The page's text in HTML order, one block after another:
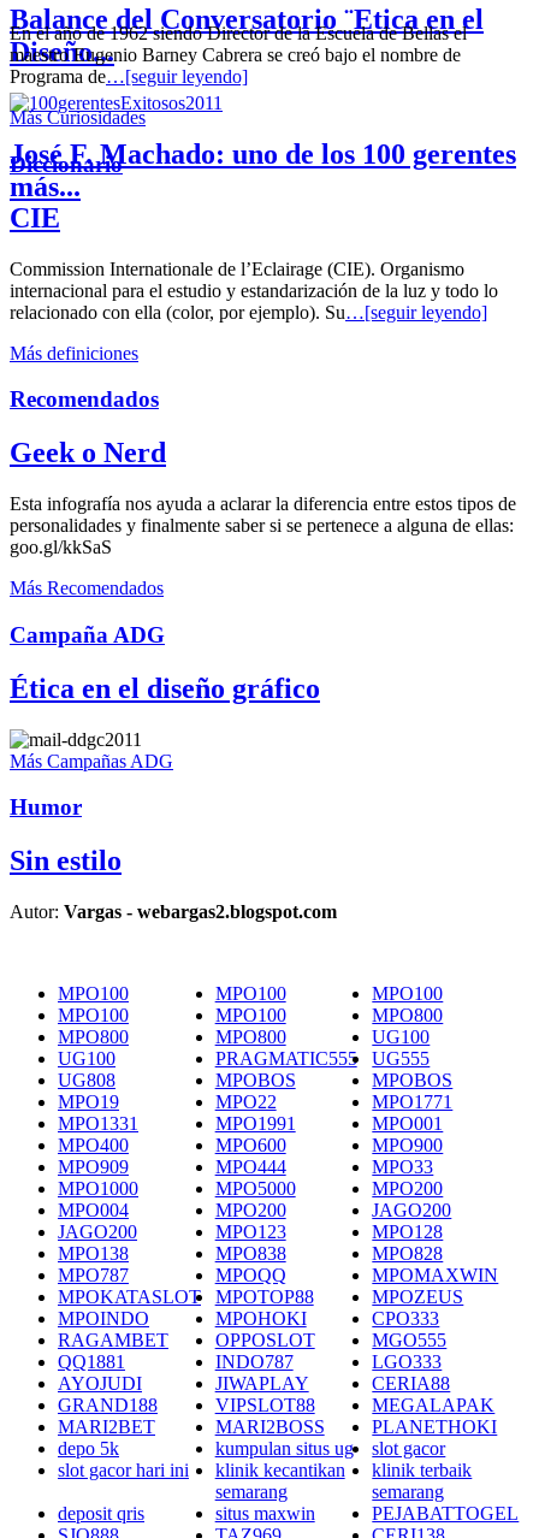
Balance del Conversatorio ¨Etica en el
Diseño...
José F. Machado: uno de los 100 gerentes
más...
En el año de 1962 siendo Director de la Escuela de Bellas el
maestro Eugenio Barney Cabrera se creó bajo el nombre de
Programa de…[seguir leyendo]
Más Curiosidades
Diccionario
CIE
Commission Internationale de l’Eclairage (CIE). Organismo
internacional para el estudio y estandarización de la luz y todo lo
relacionado con ella (color, por ejemplo). Su…[seguir leyendo]
Más definiciones
Recomendados
Geek o Nerd
Esta infografía nos ayuda a aclarar la diferencia entre estos tipos de
personalidades y finalmente saber si se pertenece a alguna de ellas:
goo.gl/kkSaS
Más Recomendados
Campaña ADG
Ética en el diseño gráfico
Más Campañas ADG
Humor
Sin estilo
Autor: Vargas - webargas2.blogspot.com
MPO100 MPO100
MPO100
MPO100
MPO100
MPO800
MPO800
MPO800
UG100
UG100
PRAGMATIC555
UG555
UG808
MPOBOS
MPOBOS
MPO19
MPO22
MPO1771
MPO1331
MPO1991
MPO001
MPO400
MPO600
MPO900
MPO909
MPO444
MPO33
MPO1000
MPO5000
MPO200
MPO004
MPO200
JAGO200
JAGO200
MPO123
MPO128
MPO138
MPO838
MPO828
MPO787
MPOQQ
MPOMAXWIN
MPOKATASLOT
MPOTOP88
MPOZEUS
MPOINDO
MPOHOKI
CPO333
RAGAMBET
OPPOSLOT
MGO555
QQ1881
INDO787
LGO333
AYOJUDI
JIWAPLAY
CERIA88
GRAND188
VIPSLOT88
MEGALAPAK
MARI2BET
MARI2BOSS
PLANETHOKI
depo 5k
kumpulan situs ug
slot gacor
slot gacor hari ini
klinik kecantikan
semarang
klinik terbaik
semarang
deposit qris
situs maxwin
PEJABATTOGEL